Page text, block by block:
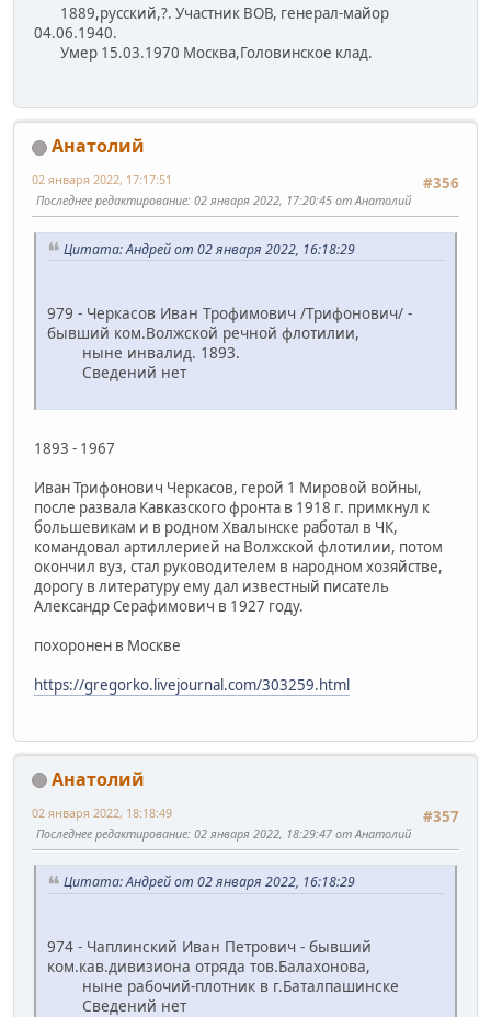
1889,русский,?. Участник ВОВ, генерал-майор
04.06.1940.
Умер 15.03.1970 Москва,Головинское клад.
Анатолий
#356
02 января 2022, 17:17:51
Последнее редактирование: 02 января 2022, 17:20:45 от Анатолий
Цитата: Андрей от 02 января 2022, 16:18:29
979 - Черкасов Иван Трофимович /Трифонович/ -
бывший ком.Волжской речной флотилии,
ныне инвалид. 1893.
Сведений нет
1893 - 1967
Иван Трифонович Черкасов, герой 1 Мировой войны,
после развала Кавказского фронта в 1918 г. примкнул к
большевикам и в родном Хвалынске работал в ЧК,
командовал артиллерией на Волжской флотилии, потом
окончил вуз, стал руководителем в народном хозяйстве,
дорогу в литературу ему дал известный писатель
Александр Серафимович в 1927 году.
похоронен в Москве
https://gregorko.livejournal.com/303259.html
Анатолий
#357
02 января 2022, 18:18:49
Последнее редактирование: 02 января 2022, 18:29:47 от Анатолий
Цитата: Андрей от 02 января 2022, 16:18:29
974 - Чаплинский Иван Петрович - бывший
ком.кав.дивизиона отряда тов.Балахонова,
ныне рабочий-плотник в г.Баталпашинске
Сведений нет